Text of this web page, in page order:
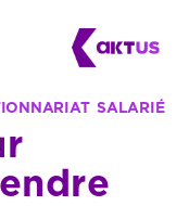
SALARIÉ